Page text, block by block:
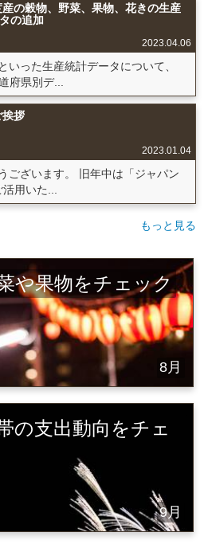
の穀物、野菜、果物、花きの生産
の追加
2023.04.06
いった生産統計データについて、
府県別デ...
拶
2023.01.04
ございます。 旧年中は「ジャパン
用いた...
もっと見る
や果物をチェック
8月
の支出動向をチェ
9月